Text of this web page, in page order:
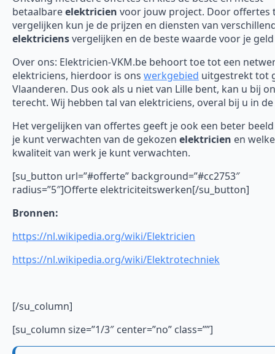
betaalbareelektricien voor jouw project. Door offertes
vergelijken kun je de prijzen en diensten van
elektriciensvergelijken en de beste waarde voor je
Over ons: Elektricien-VKM.be behoort toe tot een
elektriciens, hierdoor is ons werkgebied uitgestrekt tot
Vlaanderen. Dus ook als u niet van Lille bent, kan u bij
terecht. Wij hebben tal van elektriciens, overal bij u in
Het vergelijken van offertes geeft je ook een beter
je kunt verwachten van de gekozen elektricien en welke
kwaliteit van werk je kunt verwachten.
[su_button url=”#offerte” background=”#cc2753″
radius=”5″]Offerte elektriciteitswerken[/su_button]
Bronnen:
https://nl.wikipedia.org/wiki/Elektricien
https://nl.wikipedia.org/wiki/Elektrotechniek
[/su_column]
[su_column size=”1/3″ center=”no” class=””]